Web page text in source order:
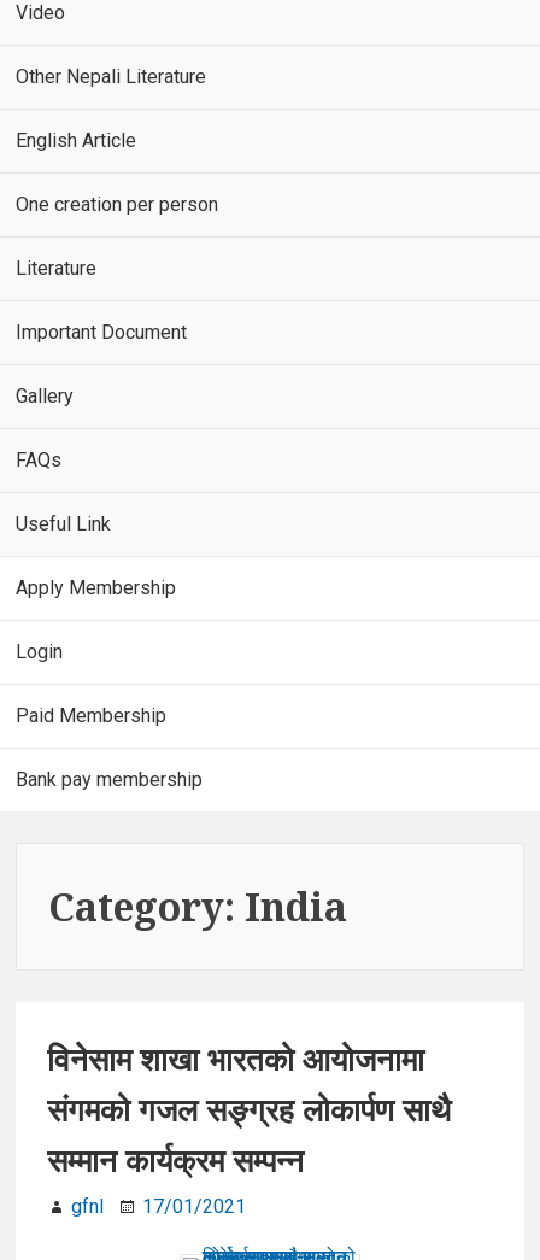
Video
Other Nepali Literature
English Article
One creation per person
Literature
Important Document
Gallery
FAQs
Useful Link
Apply Membership
Login
Paid Membership
Bank pay membership
Category: India
विनेसाम शाखा भारतको आयोजनामा
संगमको गजल सङ्ग्रह लोकार्पण साथै
सम्मान कार्यक्रम सम्पन्न
gfnl 17/01/2021